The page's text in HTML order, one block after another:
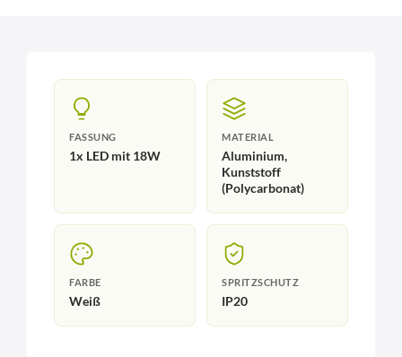
FASSUNG
1x LED mit 18W
MATERIAL
Aluminium,
Kunststoff
(Polycarbonat)
FARBE
Weiß
SPRITZSCHUTZ
IP20